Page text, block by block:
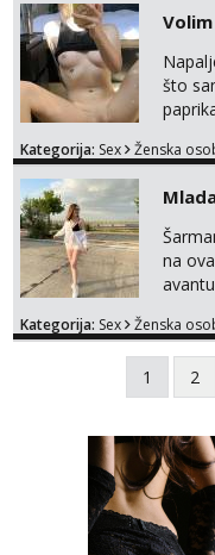
što
bilo
tamo,
Kategorija: Sex Ženska
na
Kategorija: Sex Ženska
1 2